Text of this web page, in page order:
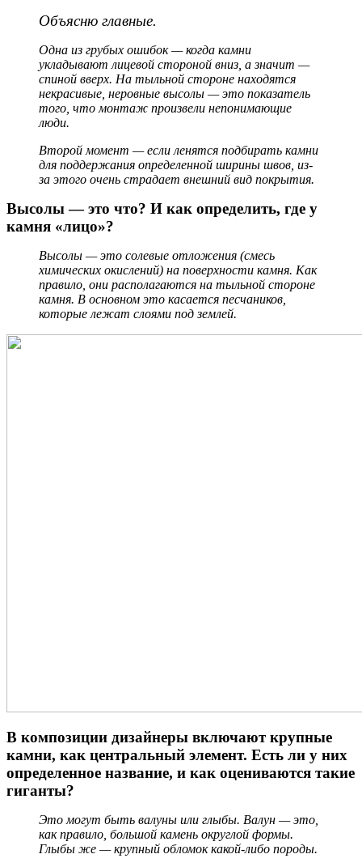
Объясню главные.
Одна из грубых ошибок — когда камни
укладывают лицевой стороной вниз, а значит —
спиной вверх. На тыльной стороне находятся
некрасивые, неровные высолы — это показатель
того, что монтаж произвели непонимающие
люди.
Второй момент — если ленятся подбирать камни
для поддержания определенной ширины швов, из-
за этого очень страдает внешний вид покрытия.
Высолы — это что? И как определить, где у
камня «лицо»?
Высолы — это солевые отложения (смесь
химических окислений) на поверхности камня. Как
правило, они располагаются на тыльной стороне
камня. В основном это касается песчаников,
которые лежат слоями под землей.
В композиции дизайнеры включают крупные
камни, как центральный элемент. Есть ли у них
определенное название, и как оцениваются такие
гиганты?
Это могут быть валуны или глыбы. Валун — это,
как правило, большой камень округлой формы.
Глыбы же — крупный обломок какой-либо породы.